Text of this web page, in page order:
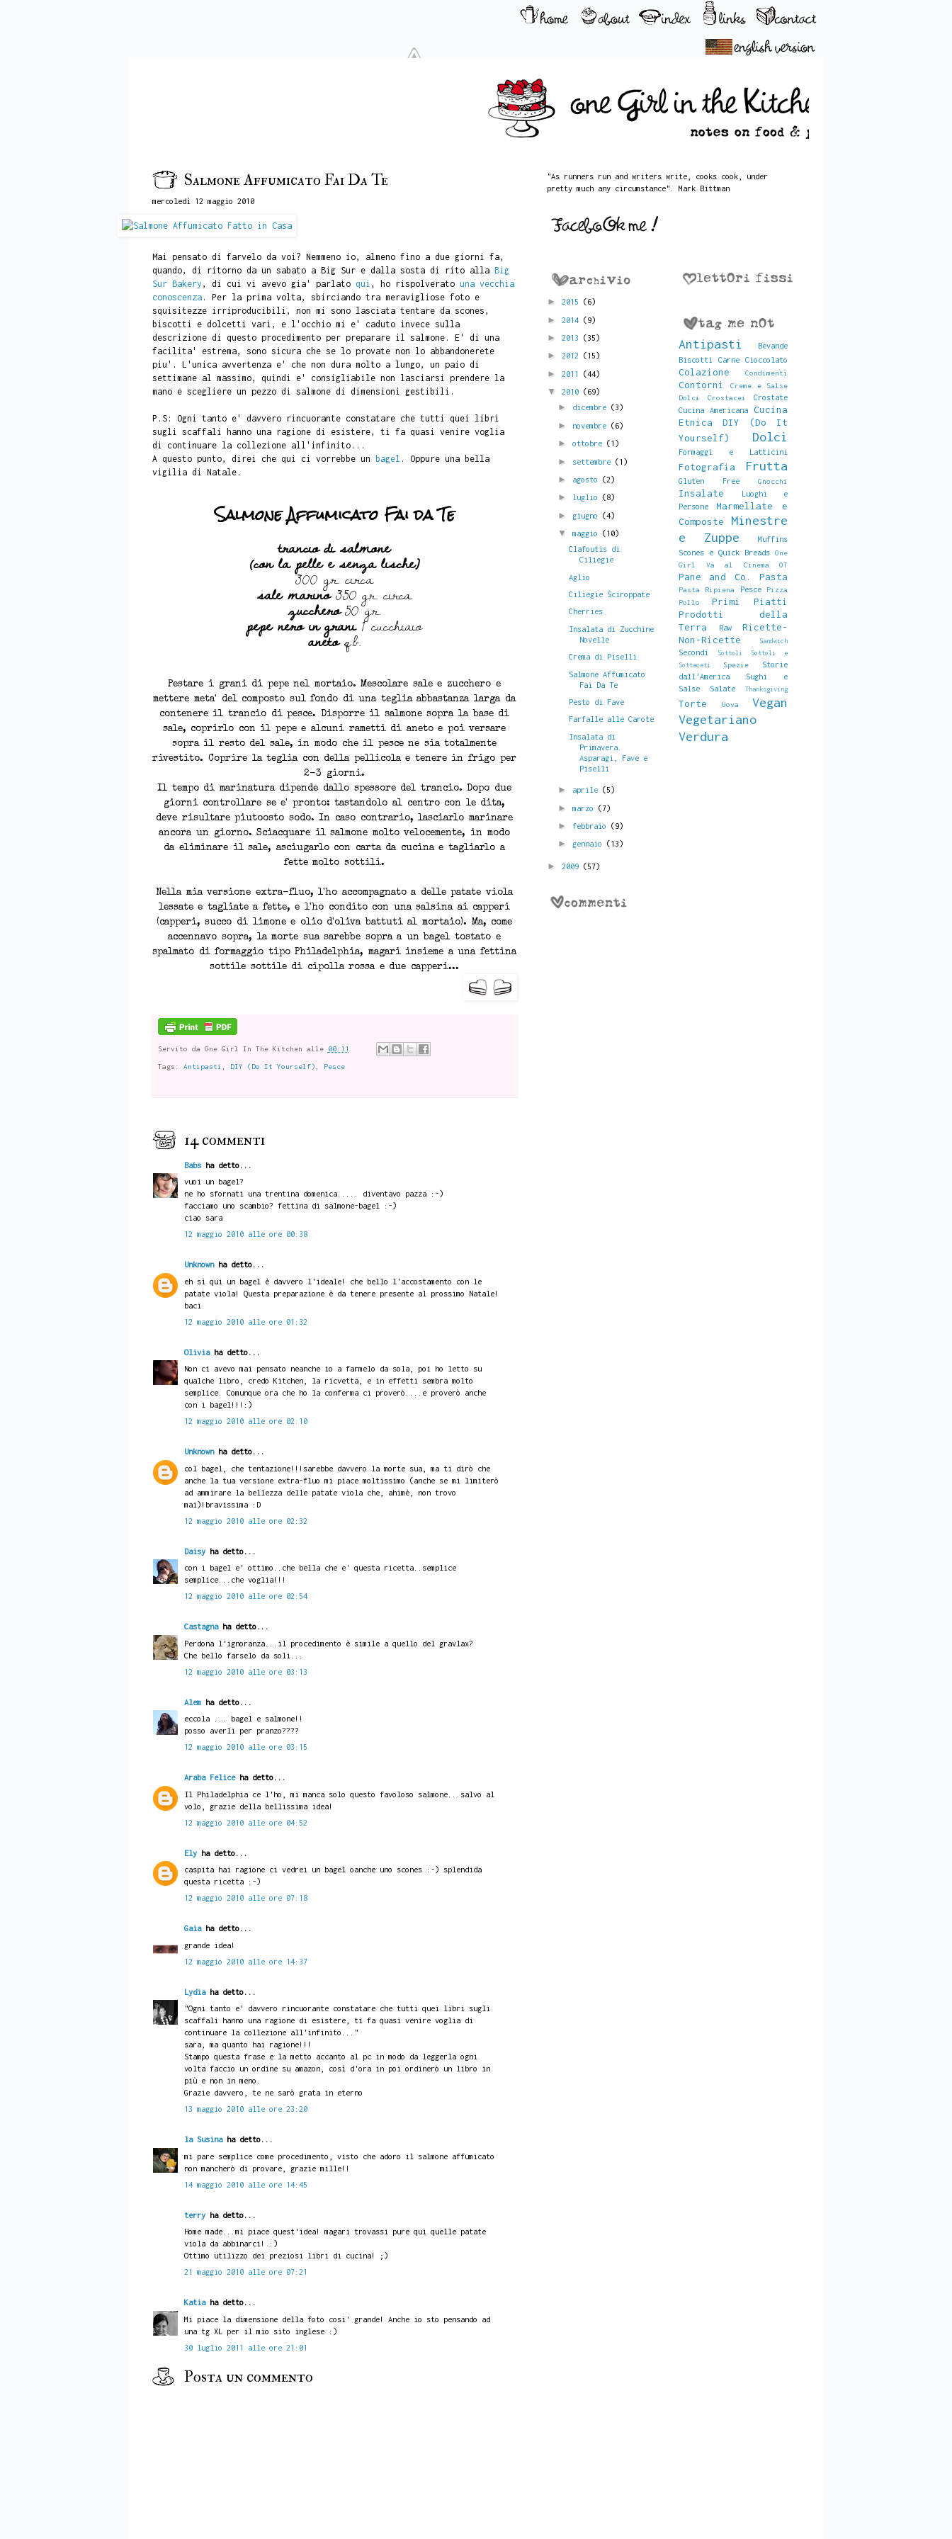
Salmone Affumicato Fai Da Te
mercoledì 12 maggio 2010
Mai pensato di farvelo da voi? Nemmeno io, almeno fino a due giorni fa,
quando, di ritorno da un sabato a Big Sur e dalla sosta di rito alla Big
Sur Bakery , di cui vi avevo gia' parlato qui , ho rispolverato una vecchia
conoscenza. Per la prima volta, sbirciando tra meravigliose foto e
squisitezze irriproducibili, non mi sono lasciata tentare da scones,
biscotti e dolcetti vari, e l'occhio mi e' caduto invece sulla
descrizione di questo procedimento per preparare il salmone. E' di una
facilita' estrema, sono sicura che se lo provate non lo abbandonerete
piu'. L'unica avvertenza e' che non dura molto a lungo, un paio di
settimane al massimo, quindi e' consigliabile non lasciarsi prendere la
mano e scegliere un pezzo di salmone di dimensioni gestibili.
P.S: Ogni tanto e' davvero rincuorante constatare che tutti quei libri
sugli scaffali hanno una ragione di esistere, ti fa quasi venire voglia
di continuare la collezione all'infinito...
A questo punto, direi che qui ci vorrebbe un
bagel . Oppure una bella
vigilia di Natale.
Salmone Affumicato Fai da Te
trancio di salmone
(con la pelle e senza lische)
300 gr. circa
sale marino350 gr. circa
zucchero50 gr.
pepe nero in grani1 cucchiaio
anetoq.b.
Pestare i grani di pepe nel mortaio. Mescolare sale e zucchero e
mettere meta' del composto sul fondo di una teglia abbastanza larga da
contenere il trancio di pesce. Disporre il salmone sopra la base di
sale, coprirlo con il pepe e alcuni rametti di aneto e poi versare
sopra il resto del sale, in modo che il pesce ne sia totalmente
rivestito. Coprire la teglia con della pellicola e tenere in frigo per
2-3 giorni.
Il tempo di marinatura dipende dallo spessore del trancio. Dopo due
giorni controllare se e' pronto: tastandolo al centro con le dita,
deve risultare piutoosto sodo. In caso contrario, lasciarlo marinare
ancora un giorno. Sciacquare il salmone molto velocemente, in modo
da eliminare il sale, asciugarlo con carta da cucina e tagliarlo a
fette molto sottili.
Nella mia versione extra-fluo, l'ho accompagnato a delle patate viola
lessate e tagliate a fette, e l'ho condito con una salsina ai capperi
(capperi, succo di limone e olio d'oliva battuti al mortaio). Ma, come
accennavo sopra, la morte sua sarebbe sopra a un bagel tostato e
spalmato di formaggio tipo Philadelphia, magari insieme a una fettina
sottile sottile di cipolla rossa e due capperi...
Servito da One Girl In The Kitchen alle 00:11
Tags: Antipasti, DIY (Do It Yourself), Pesce
14 commenti
Babsha detto...
vuoi un bagel?
ne ho sfornati una trentina domenica..... diventavo pazza :-)
facciamo uno scambio? fettina di salmone-bagel :-)
ciao sara
12 maggio 2010 alle ore 00:38
Unknownha detto...
eh sì qui un bagel è davvero l'ideale! che bello l'accostamento con le
patate viola! Questa preparazione è da tenere presente al prossimo Natale!
baci
12 maggio 2010 alle ore 01:32
Oliviaha detto...
Non ci avevo mai pensato neanche io a farmelo da sola, poi ho letto su
qualche libro, credo Kitchen, la ricvetta, e in effetti sembra molto
semplice. Comunque ora che ho la conferma ci proverò....e proverò anche
con i bagel!!!:)
12 maggio 2010 alle ore 02:10
Unknownha detto...
col bagel, che tentazione!!!sarebbe davvero la morte sua, ma ti dirò che
anche la tua versione extra-fluo mi piace moltissimo (anche se mi limiterò
ad ammirare la bellezza delle patate viola che, ahimè, non trovo
mai)!bravissima :D
12 maggio 2010 alle ore 02:32
Daisyha detto...
con i bagel e' ottimo..che bella che e' questa ricetta..semplice
semplice...che voglia!!!
12 maggio 2010 alle ore 02:54
Castagnaha detto...
Perdona l'ignoranza...il procedimento è simile a quello del gravlax?
Che bello farselo da soli...
12 maggio 2010 alle ore 03:13
Alemha detto...
eccola ... bagel e salmone!!
posso averli per pranzo????
12 maggio 2010 alle ore 03:15
Araba Feliceha detto...
Il Philadelphia ce l'ho, mi manca solo questo favoloso salmone...salvo al
volo, grazie della bellissima idea!
12 maggio 2010 alle ore 04:52
Elyha detto...
caspita hai ragione ci vedrei un bagel oanche uno scones :-) splendida
questa ricetta :-)
12 maggio 2010 alle ore 07:18
Gaiaha detto...
grande idea!
12 maggio 2010 alle ore 14:37
Lydiaha detto...
"Ogni tanto e' davvero rincuorante constatare che tutti quei libri sugli
scaffali hanno una ragione di esistere, ti fa quasi venire voglia di
continuare la collezione all'infinito..."
sara, ma quanto hai ragione!!!
Stampo questa frase e la metto accanto al pc in modo da leggerla ogni
volta faccio un ordine su amazon, così d'ora in poi ordinerò un libro in
più e non in meno.
Grazie davvero, te ne sarò grata in eterno
13 maggio 2010 alle ore 23:20
la Susinaha detto...
mi pare semplice come procedimento, visto che adoro il salmone affumicato
non mancherò di provare, grazie mille!!
14 maggio 2010 alle ore 14:45
terryha detto...
Home made...mi piace quest'idea! magari trovassi pure qui quelle patate
viola da abbinarci! :)
Ottimo utilizzo dei preziosi libri di cucina! ;)
21 maggio 2010 alle ore 07:21
Katiaha detto...
Mi piace la dimensione della foto cosi' grande! Anche io sto pensando ad
una tg XL per il mio sito inglese :)
30 luglio 2011 alle ore 21:01
Posta un commento
"As runners run and writers write, cooks cook, under
pretty much any circumstance". Mark Bittman
► 2015 (6)
► 2014 (9)
► 2013 (35)
► 2012 (15)
► 2011 (44)
▼ 2010 (69)
► dicembre (3)
► novembre (6)
► ottobre (1)
► settembre (1)
► agosto (2)
► luglio (8)
► giugno (4)
▼ maggio (10)
Clafoutis di
Ciliegie
Aglio
Ciliegie Sciroppate
Cherries
Insalata di Zucchine
Novelle
Crema di Piselli
Salmone Affumicato
Fai Da Te
Pesto di Fave
Farfalle alle Carote
Insalata di
Primavera.
Asparagi, Fave e
Piselli
► aprile (5)
► marzo (7)
► febbraio (9)
► gennaio (13)
► 2009 (57)
Antipasti
Bevande
Biscotti
Carne Cioccolato
Colazione Condimenti
Contorni
Creme e Salse
Dolci
Crostacei
Crostate
Cucina Americana
Cucina
Etnica
DIY (Do It
Yourself)
Dolci
Formaggi e Latticini
Fotografia Frutta
Gluten Free Gnocchi
Insalate
Luoghi e
Persone
Marmellate e
Composte
Minestre
e Zuppe
Muffins
Scones e Quick Breads One
Girl Va al Cinema
OT
Pane and Co. Pasta
Pasta Ripiena Pesce
Pizza
Pollo
Primi Piatti
Prodotti della
Terra
Raw
Ricette-
Non-Ricette
Sandwich
Secondi Sottoli
Sottoli e
Sottaceti
Spezie
Storie
dall'America
Sughi e
Salse Salate
Thanksgiving
Torte Uova
Vegan
Vegetariano
Verdura